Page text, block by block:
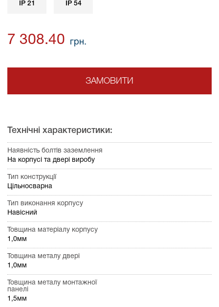
IP 21 IP 54
7 308.40 грн.
ЗАМОВИТИ
Технічні характеристики:
Наявність болтів заземлення
На корпусі та двері виробу
Тип конструкції
Цільносварна
Тип виконання корпусу
Навісний
Товщина матеріалу корпусу
1,0мм
Товщина металу двері
1,0мм
Товщина металу монтажної
панелі
1,5мм